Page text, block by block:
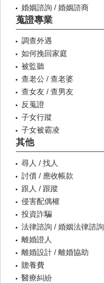
婚姻諮詢 / 婚姻諮商
蒐證專業
調查外遇
如何挽回家庭
被監聽
查老公 / 查老婆
查女友 / 查男友
反蒐證
子女行蹤
子女被霸凌
其他
尋人 / 找人
討債 / 應收帳款
跟人 / 跟蹤
侵害配偶權
投資詐騙
法律諮詢 / 婚姻法律諮詢
離婚證人
離婚設計 / 離婚協助
贍養費
醫療糾紛